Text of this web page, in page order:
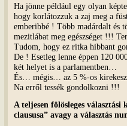
Ha jönne például egy olyan
hogy korlátozzuk a zaj meg a
emberibbé ! Több madárdalt és
mezitlábat meg egészséget !!!
Tudom, hogy ez ritka hibbant
De ! Esetleg lenne éppen 120
két helyet is a parlamentben…
És… mégis… az 5 %-os
Na erről tessék gondolkozni !!!
A teljesen fölösleges választási
claususa” avagy a választás